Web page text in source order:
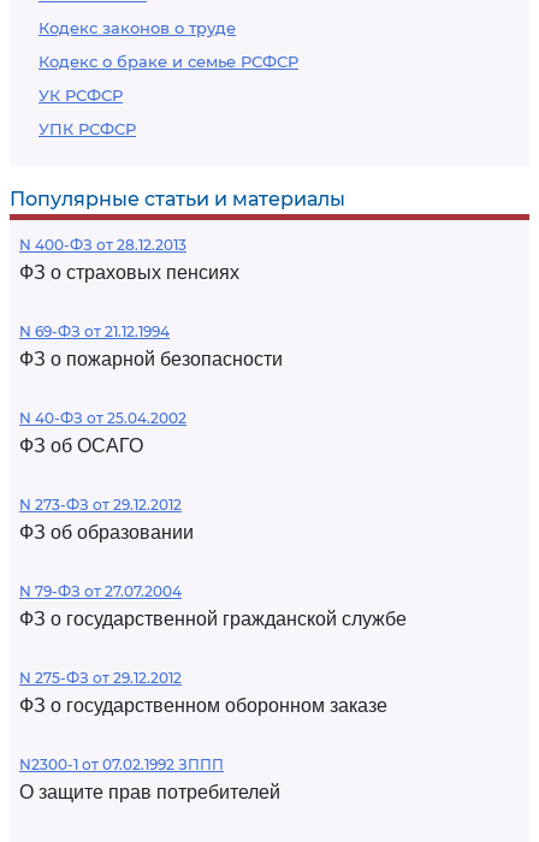
Кодекс законов о труде
Кодекс о браке и семье РСФСР
УК РСФСР
УПК РСФСР
Популярные статьи и материалы
N 400-ФЗ от 28.12.2013
ФЗ о страховых пенсиях
N 69-ФЗ от 21.12.1994
ФЗ о пожарной безопасности
N 40-ФЗ от 25.04.2002
ФЗ об ОСАГО
N 273-ФЗ от 29.12.2012
ФЗ об образовании
N 79-ФЗ от 27.07.2004
ФЗ о государственной гражданской службе
N 275-ФЗ от 29.12.2012
ФЗ о государственном оборонном заказе
N2300-1 от 07.02.1992 ЗППП
О защите прав потребителей